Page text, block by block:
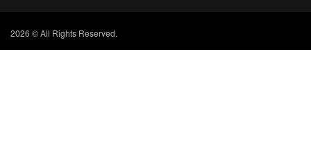
2026 © All Rights Reserved.